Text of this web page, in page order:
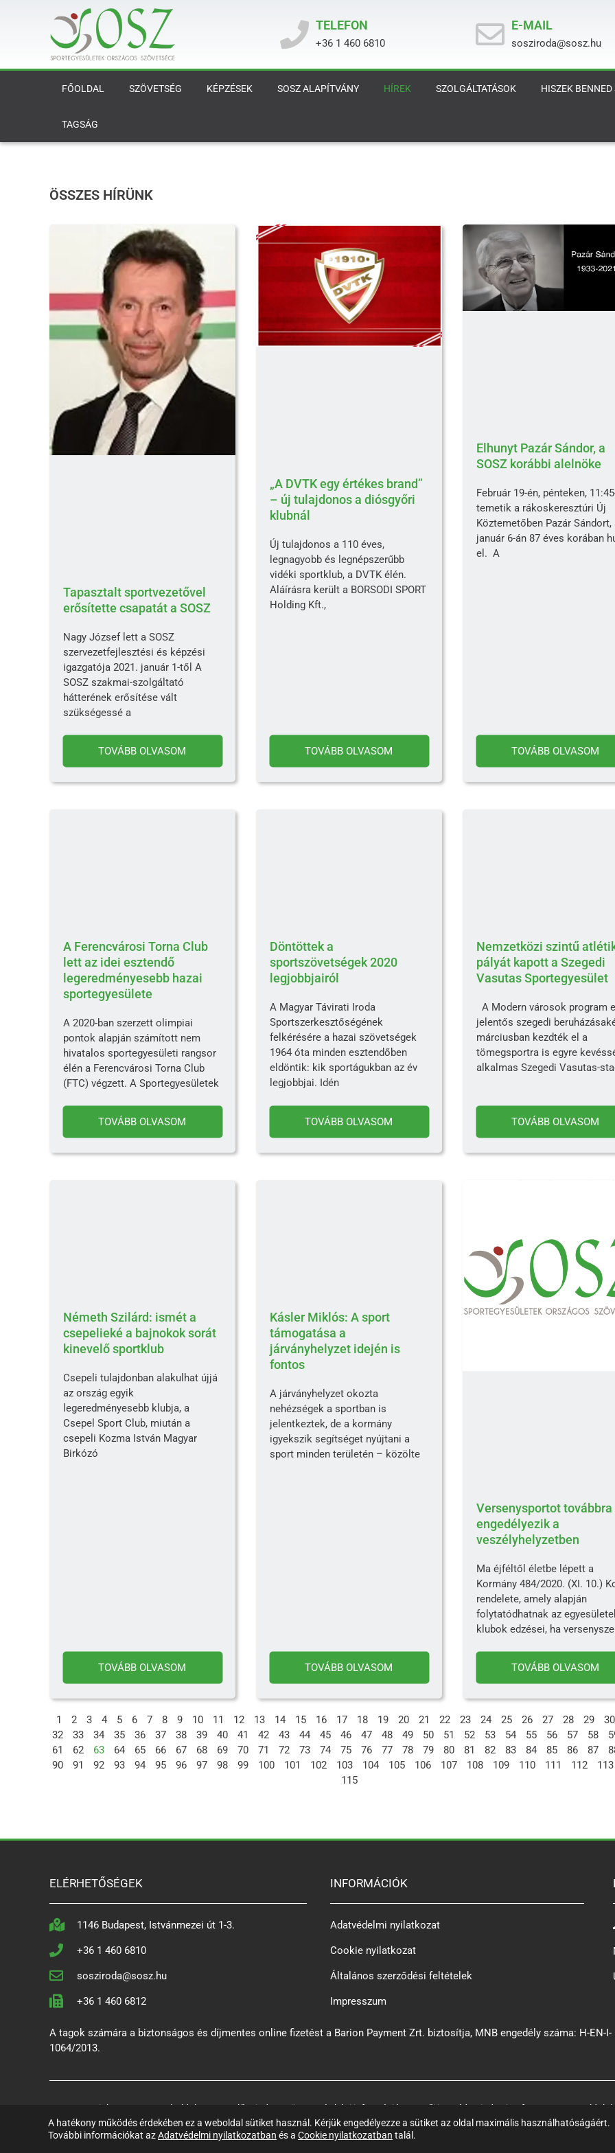
TELEFON
+36 1 460 6810
E-MAIL
sosziroda@sosz.hu
FŐOLDAL SZÖVETSÉG KÉPZÉSEK SOSZ ALAPÍTVÁNY HÍREK SZOLGÁLTATÁSOK HISZEK
TAGSÁG
ÖSSZES HÍRÜNK
Tapasztalt sportvezetővel
erősítette csapatát a SOSZ
Nagy József lett a SOSZ
szervezetfejlesztési és képzési
igazgatója 2021. január 1-től A
SOSZ szakmai-szolgáltató
hátterének erősítése vált
szükségessé a
TOVÁBB OLVASOM
„A DVTK egy értékes brand”
– új tulajdonos a diósgyőri
klubnál
Új tulajdonos a 110 éves,
legnagyobb és legnépszerűbb
vidéki sportklub, a DVTK élén.
Aláírásra került a BORSODI SPORT
Holding Kft.,
TOVÁBB OLVASOM
Elhunyt Pazár Sándor, a
SOSZ korábbi alelnöke
Február 19-én, pénteken,
temetik a rákoskeresztúri Új
Köztemetőben Pazár Sándort,
január 6-án 87 éves korában
el. A
TOVÁBB OLVASOM
A Ferencvárosi Torna Club
lett az idei esztendő
legeredményesebb hazai
sportegyesülete
A 2020-ban szerzett olimpiai
pontok alapján számított nem
hivatalos sportegyesületi rangsor
élén a Ferencvárosi Torna Club
(FTC) végzett. A Sportegyesületek
TOVÁBB OLVASOM
Döntöttek a
sportszövetségek 2020
legjobbjairól
A Magyar Távirati Iroda
Sportszerkesztőségének
felkérésére a hazai szövetségek
1964 óta minden esztendőben
eldöntik: kik sportágukban az év
legjobbjai. Idén
TOVÁBB OLVASOM
Nemzetközi szintű
pályát kapott a Szegedi
Vasutas Sportegyesület
A Modern városok program
jelentős szegedi
márciusban kezdték el a
tömegsportra is egyre
alkalmas Szegedi Vasutas-
TOVÁBB OLVASOM
Németh Szilárd: ismét a
csepelieké a bajnokok sorát
kinevelő sportklub
Csepeli tulajdonban alakulhat újjá
az ország egyik
legeredményesebb klubja, a
Csepel Sport Club, miután a
csepeli Kozma István Magyar
Birkózó
TOVÁBB OLVASOM
Kásler Miklós: A sport
támogatása a
járványhelyzet idején is
fontos
A járványhelyzet okozta
nehézségek a sportban is
jelentkeztek, de a kormány
igyekszik segítséget nyújtani a
sport minden területén – közölte
TOVÁBB OLVASOM
Versenysportot továbbra
engedélyezik a
veszélyhelyzetben
Ma éjféltől életbe lépett a
Kormány 484/2020. (XI. 10.)
rendelete, amely alapján
folytatódhatnak az
klubok edzései, ha
TOVÁBB OLVASOM
1 2 3 4 5 6 7 8 9 10 11 12 13 14 15 16 17 18 19 20 21 22 23 24 25 26 27 28 29
30
32
33 34 35 36 37 38 39 40 41 42 43 44 45 46 47 48 49 50 51 52 53 54 55 56 57 58
61
62 63 64 65 66 67 68 69 70 71 72 73 74 75 76 77 78 79 80 81 82 83 84 85 86 87
90
91 92 93 94 95 96 97 98 99 100 101 102 103 104 105 106 107 108 109 110 111 112
113
115
ELÉRHETŐSÉGEK
1146 Budapest, Istvánmezei út 1-3.
+36 1 460 6810
sosziroda@sosz.hu
+36 1 460 6812
INFORMÁCIÓK
Adatvédelmi nyilatkozat
Cookie nyilatkozat
Általános szerződési feltételek
Impresszum
A tagok számára a biztonságos és díjmentes online fizetést a Barion Payment Zrt. biztosítja, MNB engedély száma: H-EN-I-
1064/2013.
© Copyright 2021 – A weboldalon szereplő minden szöveges és képi információt szerzői jog véd. Minden jog fenntartva. Az oldalt
A hatékony működés érdekében ez a weboldal sütiket használ. Kérjük engedélyezze a sütiket az oldal maximális használhatóságáért.
További információkat azAdatvédelmi nyilatkozatban és a Cookie nyilatkozatban talál.